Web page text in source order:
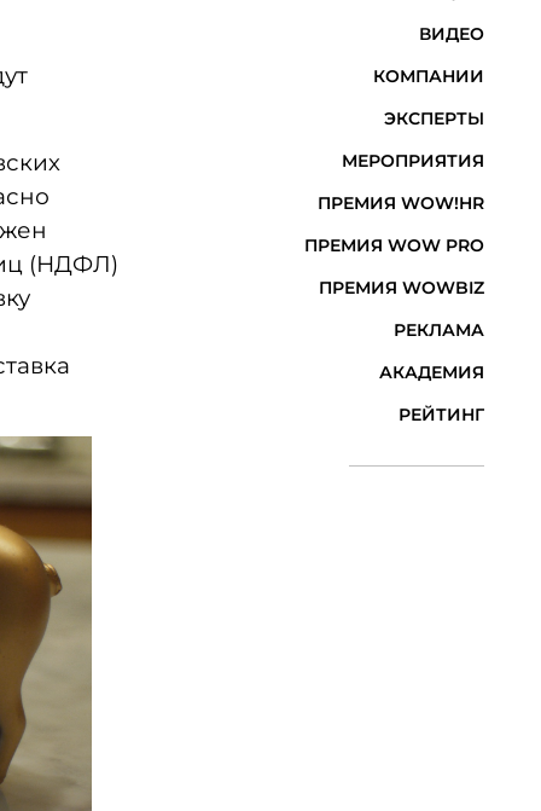
(НДФЛ)
ВИДЕО
КОМПАНИИ
ЭКСПЕРТЫ
МЕРОПРИЯТИЯ
ПРЕМИЯ WOW!HR
ПРЕМИЯ WOW PRO
ПРЕМИЯ WOWBIZ
РЕКЛАМА
АКАДЕМИЯ
РЕЙТИНГ